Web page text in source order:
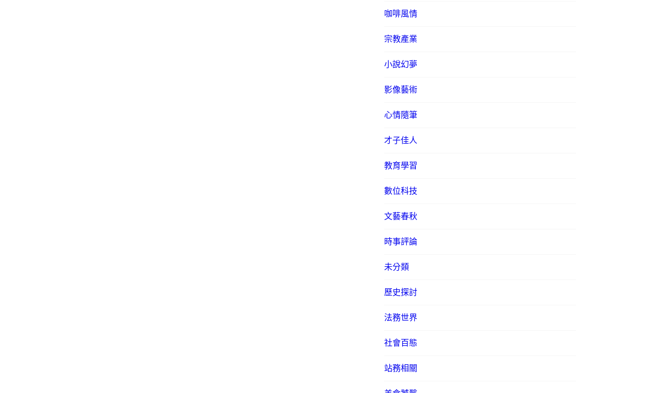
咖啡風情
宗教產業
小說幻夢
影像藝術
心情隨筆
才子佳人
教育學習
數位科技
文藝春秋
時事評論
未分類
歷史探討
法務世界
社會百態
站務相關